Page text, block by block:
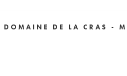
DE LA CRAS -